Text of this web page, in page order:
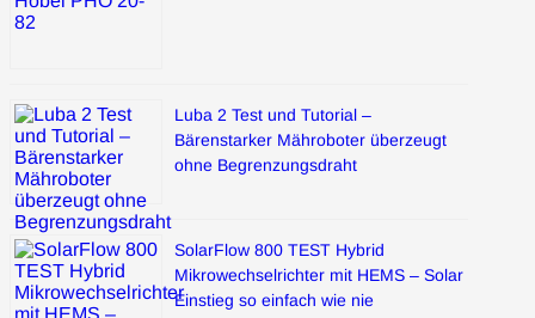
Luba 2 Test und Tutorial –
Bärenstarker Mähroboter überzeugt
ohne Begrenzungsdraht
SolarFlow 800 TEST Hybrid
Mikrowechselrichter mit HEMS – Solar
Einstieg so einfach wie nie